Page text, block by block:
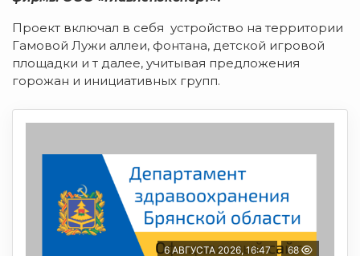
Проект включал в себя устройство на территории
Гамовой Лужи аллеи, фонтана, детской игровой
площадки и т далее, учитывая предложения
горожан и инициативных групп.
6 АВГУСТА 2026, 16:47 68